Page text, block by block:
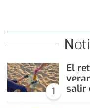
1
El
salir